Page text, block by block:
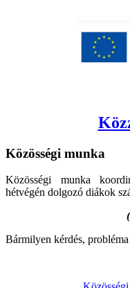
Közösségi munka
Közösségi munka
hétvégén dolgozó diákok
Bármilyen kérdés,